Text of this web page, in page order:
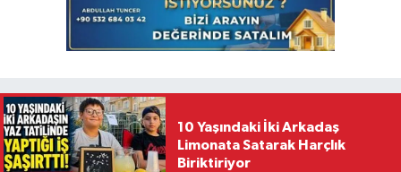
10 Yaşındaki İki Arkadaş
Limonata Satarak Harçlık
Biriktiriyor